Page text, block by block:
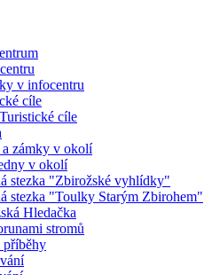
v infocentru
cíle
Turistické cíle
zámky v okolí
v okolí
stezka "Zbirožské vyhlídky"
stezka "Toulky Starým Zbirohem"
Hledačka
stromů
příběhy